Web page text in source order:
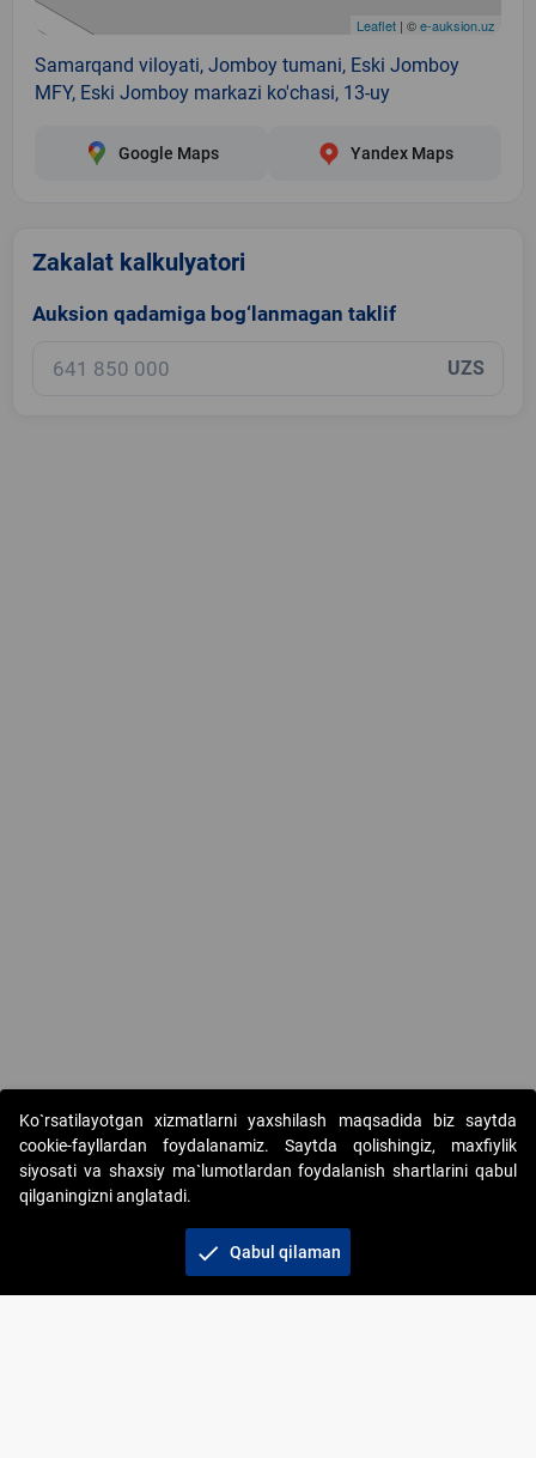
Leaflet | ©e-auksion.uz
Samarqand viloyati, Jomboy tumani, Eski Jomboy
MFY, Eski Jomboy markazi ko'chasi, 13-uy
Google Maps Yandex Maps
Zakalat kalkulyatori
Auksion qadamiga bog‘lanmagan taklif
UZS
Copyright © 2017-2026. "Elektron onlayn-auksionlarni
tashkil etish" AJ. Barcha huquqlar himoyalangan
Ko`rsatilayotgan xizmatlarni yaxshilash maqsadida biz saytda
cookie-fayllardan foydalanamiz. Saytda qolishingiz, maxfiylik
siyosati va shaxsiy ma`lumotlardan foydalanish shartlarini qabul
qilganingizni anglatadi.
check Qabul qilaman